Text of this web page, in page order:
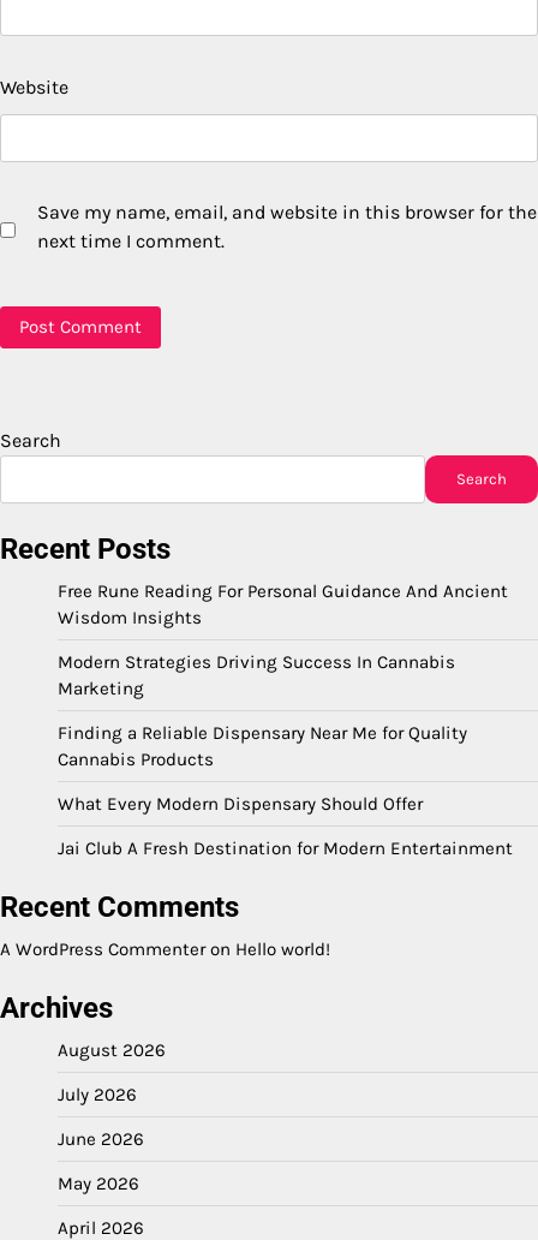
Website
Save my name, email, and website in this browser for the
next time I comment.
Search
Search
Recent Posts
Free Rune Reading For Personal Guidance And Ancient
Wisdom Insights
Modern Strategies Driving Success In Cannabis
Marketing
Finding a Reliable Dispensary Near Me for Quality
Cannabis Products
What Every Modern Dispensary Should Offer
Jai Club A Fresh Destination for Modern Entertainment
Recent Comments
A WordPress Commenteron Hello world!
Archives
August 2026
July 2026
June 2026
May 2026
April 2026